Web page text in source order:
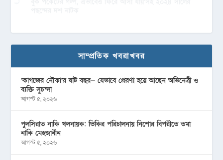
সাম্প্রতিক খবরাখবর
‘কাগজের নৌকা’র ষাট বছর— যেভাবে প্রেরণা হয়ে আছেন অভিনেত্রী ও
ব্যক্তি সুচন্দা
আগস্ট ৫, ২০২৬
পুলসিরাত নাকি খলনায়ক: ভিকির পরিচালনায় নিশোর বিপরীতে তমা
নাকি মেহজাবীন
আগস্ট ৫, ২০২৬